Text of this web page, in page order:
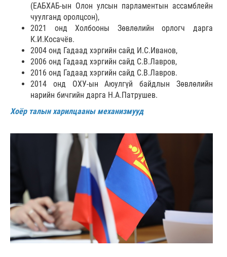
(ЕАБХАБ-ын Олон улсын парламентын ассамблейн
чуулганд оролцсон),
2021 онд Холбооны Зөвлөлийн орлогч дарга
К.И.Косачёв.
2004 онд Гадаад хэргийн сайд И.С.Иванов,
2006 онд Гадаад хэргийн сайд С.В.Лавров,
2016 онд Гадаад хэргийн сайд С.В.Лавров.
2014 онд ОХУ-ын Аюулгүй байдлын Зөвлөлийн
нарийн бичгийн дарга Н.А.Патрушев.
Хоёр талын харилцааны механизмууд